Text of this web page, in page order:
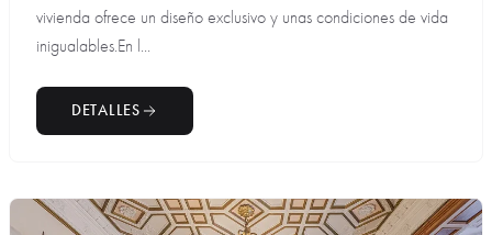
vivienda ofrece un diseño exclusivo y unas condiciones de vida
inigualables.En l...
DETALLES